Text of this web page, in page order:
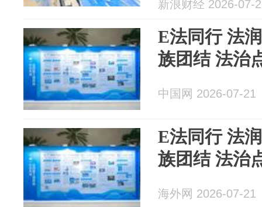
新浪财经 2026-07-
E法同行 法
族团结 法治
中国网 2026-07-21
E法同行 法
族团结 法治
海外网 2026-07-21